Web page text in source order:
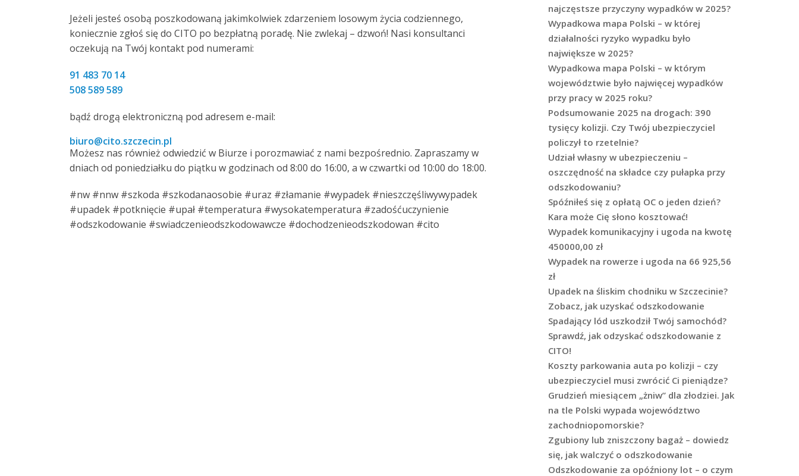
Jeżeli jesteś osobą poszkodowaną jakimkolwiek zdarzeniem losowym życia codziennego,
koniecznie zgłoś się do CITO po bezpłatną poradę. Nie zwlekaj – dzwoń! Nasi konsultanci
oczekują na Twój kontakt pod numerami:
91 483 70 14
508 589 589
bądź drogą elektroniczną pod adresem e-mail:
biuro@cito.szczecin.pl
Możesz nas również odwiedzić w Biurze i porozmawiać z nami bezpośrednio. Zapraszamy w
dniach od poniedziałku do piątku w godzinach od 8:00 do 16:00, a w czwartki od 10:00 do 18:00.
#nw #nnw #szkoda #szkodanaosobie #uraz #złamanie #wypadek #nieszczęśliwywypadek
#upadek #potknięcie #upał #temperatura #wysokatemperatura #zadośćuczynienie
#odszkodowanie #swiadczenieodszkodowawcze #dochodzenieodszkodowan #cito
najczęstsze przyczyny wypadków w 2025?
Wypadkowa mapa Polski – w której
działalności ryzyko wypadku było
największe w 2025?
Wypadkowa mapa Polski – w którym
województwie było najwięcej wypadków
przy pracy w 2025 roku?
Podsumowanie 2025 na drogach: 390
tysięcy kolizji. Czy Twój ubezpieczyciel
policzył to rzetelnie?
Udział własny w ubezpieczeniu –
oszczędność na składce czy pułapka przy
odszkodowaniu?
Spóźniłeś się z opłatą OC o jeden dzień?
Kara może Cię słono kosztować!
Wypadek komunikacyjny i ugoda na kwotę
450000,00 zł
Wypadek na rowerze i ugoda na 66 925,56
zł
Upadek na śliskim chodniku w Szczecinie?
Zobacz, jak uzyskać odszkodowanie
Spadający lód uszkodził Twój samochód?
Sprawdź, jak odzyskać odszkodowanie z
CITO!
Koszty parkowania auta po kolizji – czy
ubezpieczyciel musi zwrócić Ci pieniądze?
Grudzień miesiącem „żniw” dla złodziei. Jak
na tle Polski wypada województwo
zachodniopomorskie?
Zgubiony lub zniszczony bagaż – dowiedz
się, jak walczyć o odszkodowanie
Odszkodowanie za opóźniony lot – o czym